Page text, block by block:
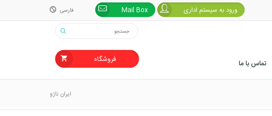
فارسی
فارسی
Mail Box ورود به سیستم اداری
فروشگاه تماس با ما
ایران ناژو